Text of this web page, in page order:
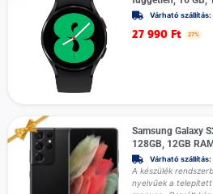
Várható
27 990 Ft 27%
Samsung Galaxy
128GB, 12GB
Várható
A készülék
nyelvűek a